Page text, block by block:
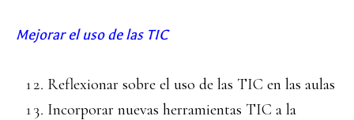
Mejorar el uso de las TIC
Reflexionar sobre el uso de las TIC en las aulas
Incorporar nuevas herramientas TIC a la